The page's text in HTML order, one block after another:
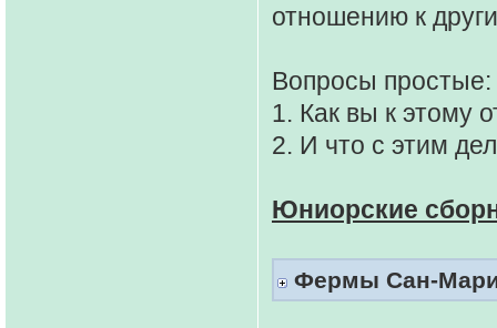
отношению к
Вопросы простые:
1. Как вы к этому
2. И что с этим
Юниорские
Фермы Сан-